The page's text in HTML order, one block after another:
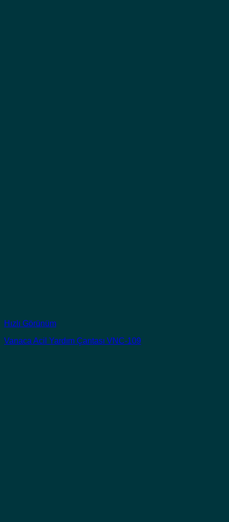
Hızlı Görünüm
Vanaca Acil Yardım Çantası VNC-109